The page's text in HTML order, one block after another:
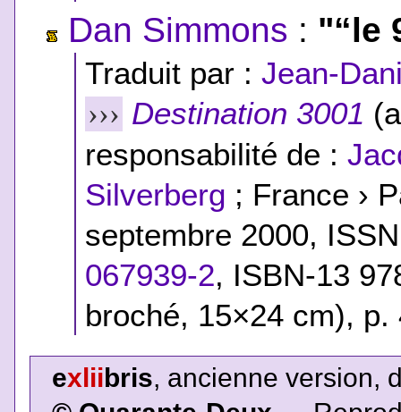
Dan Simmons : "“le
Traduit par :Jean-
››› Destination 3001
responsabilité de :
Silverberg ; France ›
septembre 2000,
067939-2, ISBN-13
broché, 15×24 cm), p.
exliibris, ancienne version,